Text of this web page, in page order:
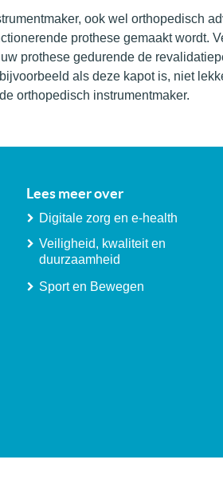
ook wel orthopedisch
prothese gemaakt wordt.
prothese gedurende de
als deze kapot is, niet
orthopedisch instrumentmaker.
Lees meer over
Digitale zorg en e-health
Veiligheid, kwaliteit en
duurzaamheid
Sport en Bewegen